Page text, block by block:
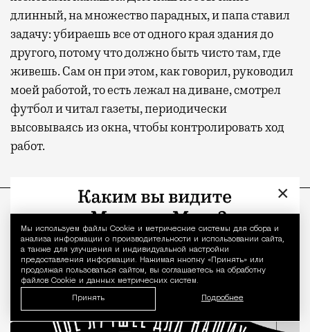
Уведомление
Мы используем файлы Сookie и метрические системы для сбора и
анализа информации о производительности и использовании сайта,
а также для улучшения и индивидуальной настройки
предоставления информации. Нажимая кнопку «Принять» или
продолжая пользоваться сайтом, вы соглашаетесь на обработку
файлов Cookie и данных метрических систем.
Принять Подробнее
длинный, на множество парадных, и папа ставил
задачу: убираешь все от одного края здания до
другого, потому что должно быть чисто там, где
живешь. Сам он при этом, как говорил, руководил
моей работой, то есть лежал на диване, смотрел
футбол и читал газеты, периодически
высовываясь из окна, чтобы контролировать ход
работ.
×